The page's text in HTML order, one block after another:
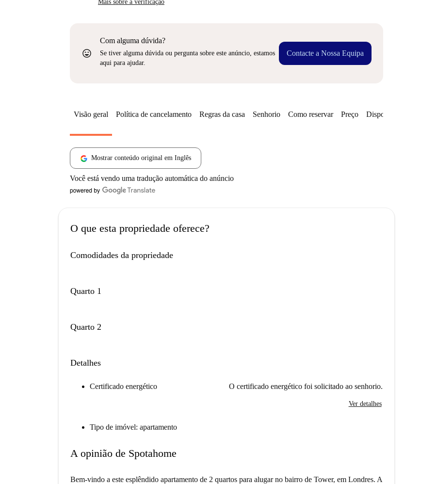
Mais sobre a verificação
sentiment_very_satisfied
Com alguma dúvida?
Se tiver alguma dúvida ou pergunta sobre este anúncio, estamos
aqui para ajudar.
Contacte a Nossa Equipa
Visão geral Política de cancelamento Regras da casa Senhorio Como reservar Preço Disponibilidades
Mostrar conteúdo original em Inglês
Você está vendo uma tradução automática do anúncio
O que esta propriedade oferece?
Comodidades da propriedade
Quarto 1
Quarto 2
Detalhes
Certificado energético O certificado energético foi solicitado ao senhorio.
Ver detalhes
Tipo de imóvel: apartamento
A opinião de Spotahome
Bem-vindo a este esplêndido apartamento de 2 quartos para alugar no bairro de Tower, em Londres. A